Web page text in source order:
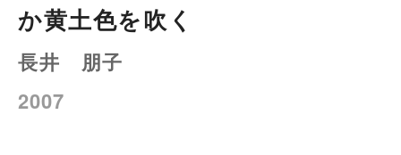
か黄土色を吹く
長井 朋子
2007